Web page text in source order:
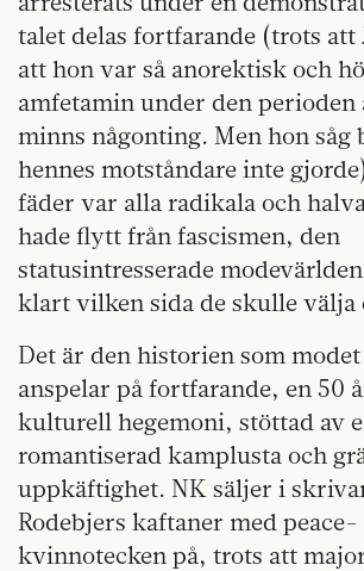
talet delas fortfarande (trots att
att hon var så anorektisk och
amfetamin under den
minns någonting. Men hon
hennes motståndare inte
fäder var alla radikala och
hade flytt från fascismen, den
statusintresserade
klart vilken sida de skulle välja
Det är den historien som
anspelar på fortfarande, en 50
kulturell hegemoni, stöttad av
romantiserad kamplusta och
uppkäftighet. NK säljer i
Rodebjers kaftaner med peace-
kvinnotecken på, trots att